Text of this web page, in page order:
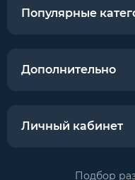
Популярные
Дополнительно
Личный кабинет
Подбор